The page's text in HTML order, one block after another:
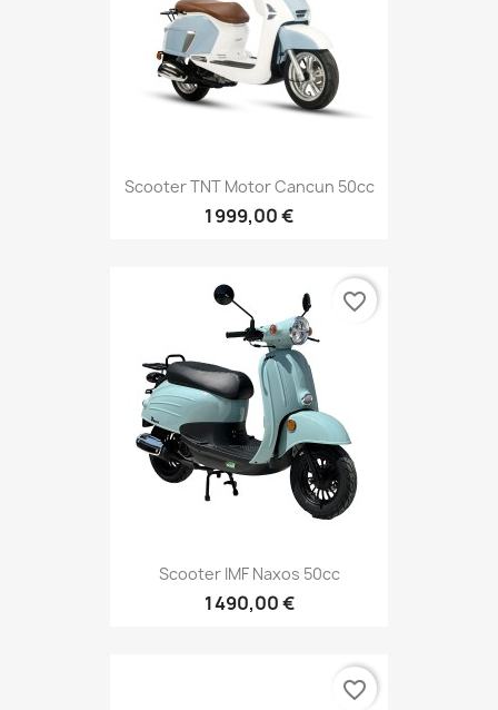
Scooter TNT Motor Cancun 50cc
1 999,00 €
Scooter IMF Naxos 50cc
1 490,00 €
favorite_border
favorite_border